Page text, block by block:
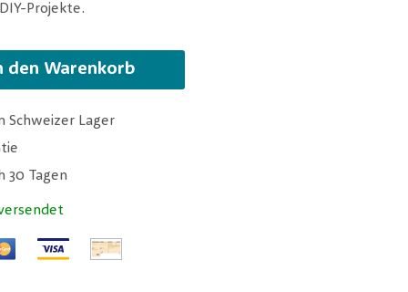
Projekte.
den Warenkorb
Schweizer Lager
30 Tagen